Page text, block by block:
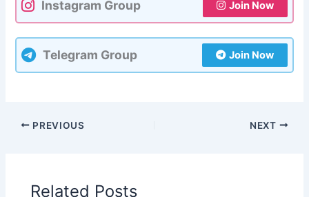
Instagram Group Join Now
Telegram Group Join Now
PREVIOUS NEXT
Related Posts